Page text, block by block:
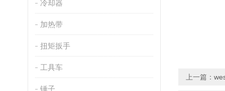
冷却器
加热带
扭矩扳手
工具车
锤子
上一篇：